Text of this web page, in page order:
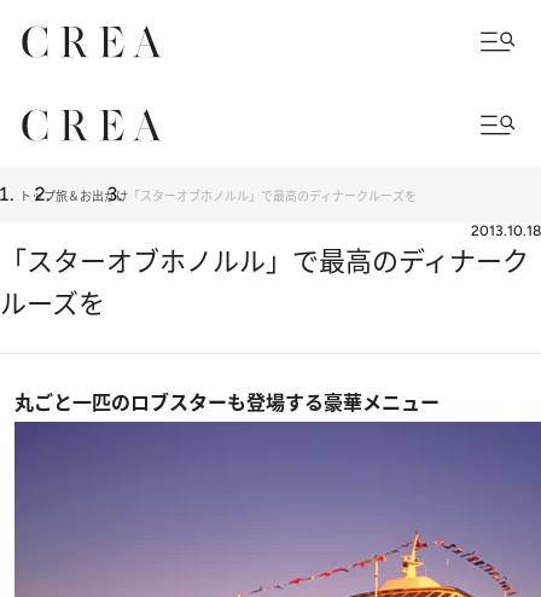
トップ旅＆お出かけ 「スターオブホノルル」で最高のディナークルーズを
2013.10.18
「スターオブホノルル」で最高のディナーク
ルーズを
丸ごと一匹のロブスターも登場する豪華メニュー